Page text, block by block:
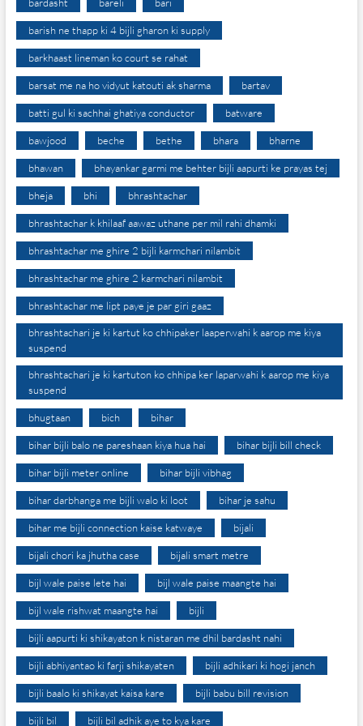
bardasht bareli bari
barish ne thapp ki 4 bijli gharon ki supply
barkhaast lineman ko court se rahat
barsat me na ho vidyut katouti ak sharma bartav
batti gul ki sachhai ghatiya conductor batware
bawjood beche bethe bhara bharne
bhawan bhayankar garmi me behter bijli aapurti ke prayas tej
bheja bhi bhrashtachar
bhrashtachar k khilaaf aawaz uthane per mil rahi dhamki
bhrashtachar me ghire 2 bijli karmchari nilambit
bhrashtachar me ghire 2 karmchari nilambit
bhrashtachar me lipt paye je par giri gaaz
bhrashtachari je ki kartut ko chhipaker laaperwahi k aarop me kiya
suspend
bhrashtachari je ki kartuton ko chhipa ker laparwahi k aarop me kiya
suspend
bhugtaan bich bihar
bihar bijli balo ne pareshaan kiya hua hai bihar bijli bill check
bihar bijli meter online bihar bijli vibhag
bihar darbhanga me bijli walo ki loot bihar je sahu
bihar me bijli connection kaise katwaye bijali
bijali chori ka jhutha case bijali smart metre
bijl wale paise lete hai bijl wale paise maangte hai
bijl wale rishwat maangte hai bijli
bijli aapurti ki shikayaton k nistaran me dhil bardasht nahi
bijli abhiyantao ki farji shikayaten bijli adhikari ki hogi janch
bijli baalo ki shikayat kaisa kare bijli babu bill revision
bijli bil bijli bil adhik aye to kya kare